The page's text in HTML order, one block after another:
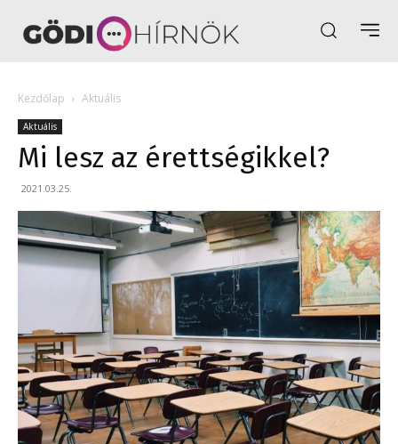
Kezdőlap Aktuális
Aktuális
Mi lesz az érettségikkel?
2021.03.25.